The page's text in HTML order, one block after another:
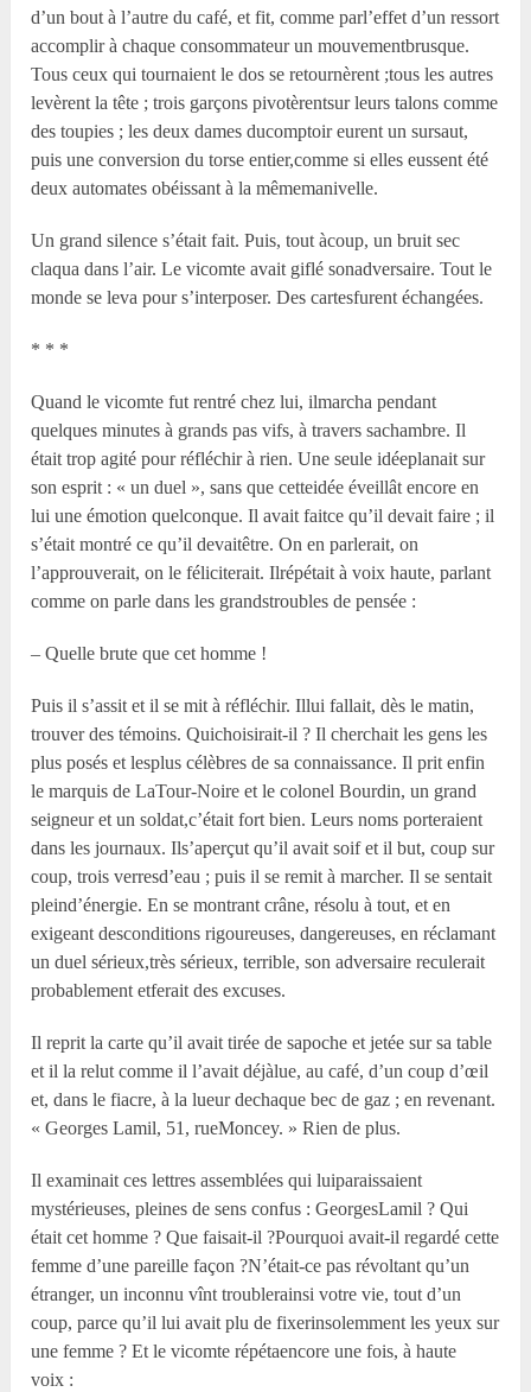
d’un bout à l’autre du café, et fit, comme parl’effet d’un ressort
accomplir à chaque consommateur un mouvementbrusque.
Tous ceux qui tournaient le dos se retournèrent ;tous les autres
levèrent la tête ; trois garçons pivotèrentsur leurs talons comme
des toupies ; les deux dames ducomptoir eurent un sursaut,
puis une conversion du torse entier,comme si elles eussent été
deux automates obéissant à la mêmemanivelle.
Un grand silence s’était fait. Puis, tout àcoup, un bruit sec
claqua dans l’air. Le vicomte avait giflé sonadversaire. Tout le
monde se leva pour s’interposer. Des cartesfurent échangées.
* * *
Quand le vicomte fut rentré chez lui, ilmarcha pendant
quelques minutes à grands pas vifs, à travers sachambre. Il
était trop agité pour réfléchir à rien. Une seule idéeplanait sur
son esprit : « un duel », sans que cetteidée éveillât encore en
lui une émotion quelconque. Il avait faitce qu’il devait faire ; il
s’était montré ce qu’il devaitêtre. On en parlerait, on
l’approuverait, on le féliciterait. Ilrépétait à voix haute, parlant
comme on parle dans les grandstroubles de pensée :
– Quelle brute que cet homme !
Puis il s’assit et il se mit à réfléchir. Illui fallait, dès le matin,
trouver des témoins. Quichoisirait-il ? Il cherchait les gens les
plus posés et lesplus célèbres de sa connaissance. Il prit enfin
le marquis de LaTour-Noire et le colonel Bourdin, un grand
seigneur et un soldat,c’était fort bien. Leurs noms porteraient
dans les journaux. Ils’aperçut qu’il avait soif et il but, coup sur
coup, trois verresd’eau ; puis il se remit à marcher. Il se sentait
pleind’énergie. En se montrant crâne, résolu à tout, et en
exigeant desconditions rigoureuses, dangereuses, en réclamant
un duel sérieux,très sérieux, terrible, son adversaire reculerait
probablement etferait des excuses.
Il reprit la carte qu’il avait tirée de sapoche et jetée sur sa table
et il la relut comme il l’avait déjàlue, au café, d’un coup d’œil
et, dans le fiacre, à la lueur dechaque bec de gaz ; en revenant.
« Georges Lamil, 51, rueMoncey. » Rien de plus.
Il examinait ces lettres assemblées qui luiparaissaient
mystérieuses, pleines de sens confus : GeorgesLamil ? Qui
était cet homme ? Que faisait-il ?Pourquoi avait-il regardé cette
femme d’une pareille façon ?N’était-ce pas révoltant qu’un
étranger, un inconnu vînt troublerainsi votre vie, tout d’un
coup, parce qu’il lui avait plu de fixerinsolemment les yeux sur
une femme ? Et le vicomte répétaencore une fois, à haute
voix :